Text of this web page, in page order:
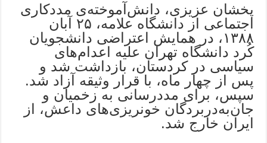
پخشان عزیزی، دانش‌آموخته‌ی مددکاری
اجتماعی از دانشگاه علامه، ۲۵ آبان
۱۳۸۸، در همایش اعتراضی دانشجویان
کُرد دانشگاه تهران علیه اعدام‌های
سیاسی در کردستان، بازداشت شد و
پس از چهار ماه، با قرار وثیقه آزاد شد.
سپس، برای مددرسانی به زخمیان و
جان‌به‌دربردگان خونریزی‌های داعش، از
ایران خارج شد.